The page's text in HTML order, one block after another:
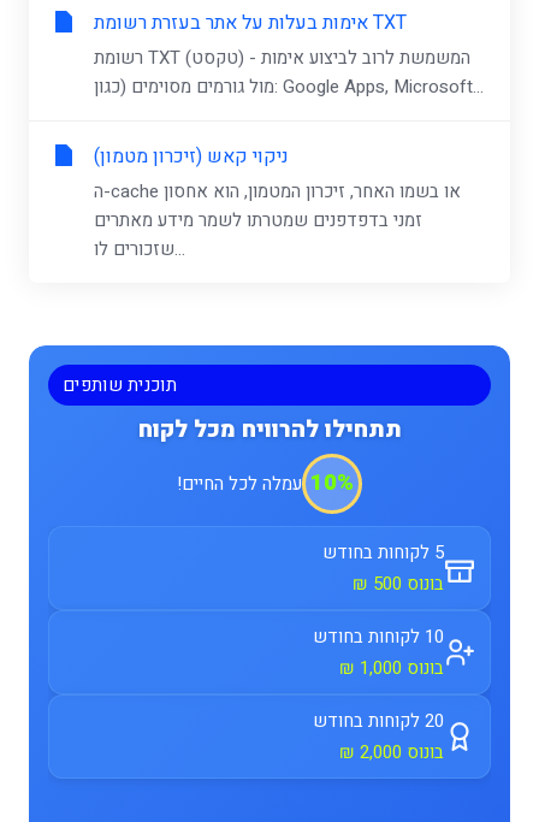
תוכנית שותפים
תתחילו להרוויח מכל לקוח
10% עמלה לכל החיים!
5 לקוחות בחודש
בונוס 500 ₪
10 לקוחות בחודש
בונוס 1,000 ₪
20 לקוחות בחודש
בונוס 2,000 ₪
אימות בעלות על אתר בעזרת רשומת TXT
רשומת TXT (טקסט) - המשמשת לרוב לביצוע אימות
מול גורמים מסוימים (כגון: Google Apps, Microsoft...
ניקוי קאש (זיכרון מטמון)
ה-cache או בשמו האחר, זיכרון המטמון, הוא אחסון
זמני בדפדפנים שמטרתו לשמר מידע מאתרים
שזכורים לו...